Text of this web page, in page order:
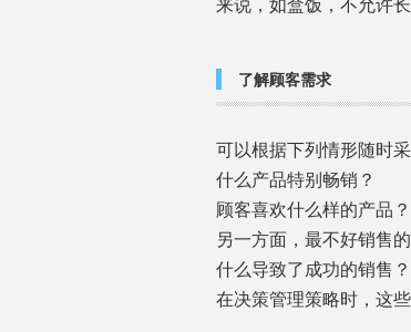
了解顾客需求
可以根据下列情形随时
什么产品特别畅销？
顾客喜欢什么样的产品？
另一方面，最不好销售
什么导致了成功的销售？
在决策管理策略时，这